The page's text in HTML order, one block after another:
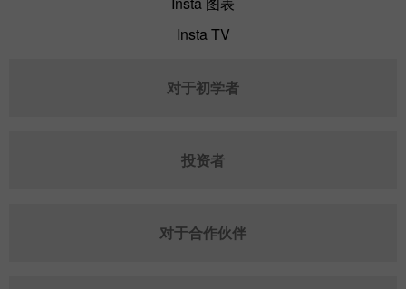
Insta TV
对于初学者
投资者
对于合作伙伴